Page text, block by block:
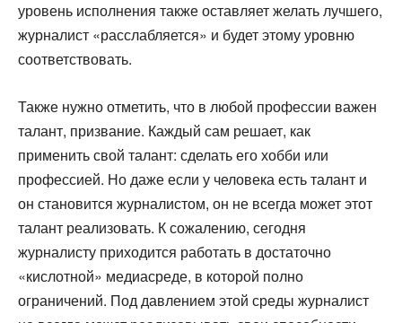
уровень исполнения также оставляет желать лучшего,
журналист «расслабляется» и будет этому уровню
соответствовать.
Также нужно отметить, что в любой профессии важен
талант, призвание. Каждый сам решает, как
применить свой талант: сделать его хобби или
профессией. Но даже если у человека есть талант и
он становится журналистом, он не всегда может этот
талант реализовать. К сожалению, сегодня
журналисту приходится работать в достаточно
«кислотной» медиасреде, в которой полно
ограничений. Под давлением этой среды журналист